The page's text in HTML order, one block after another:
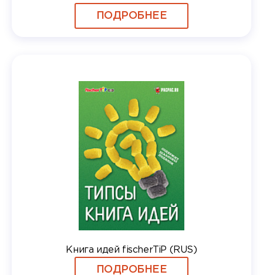
ПОДРОБНЕЕ
Книга идей fischerTiP (RUS)
ПОДРОБНЕЕ